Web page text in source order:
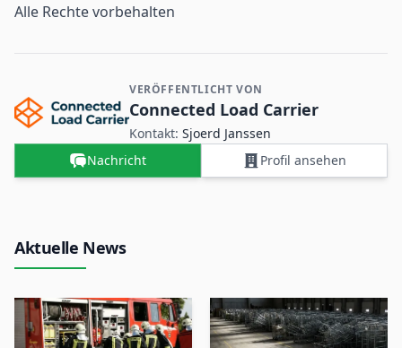
Alle Rechte vorbehalten
Kontakt- und Firmeninformationen
VERÖFFENTLICHT VON
Connected Load Carrier
Kontakt: Sjoerd Janssen
Nachricht
Profil ansehen
Aktuelle News